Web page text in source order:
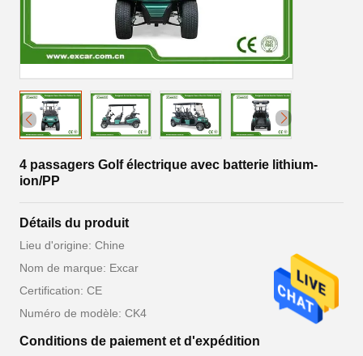
4 passagers Golf électrique avec batterie lithium-
ion/PP
Détails du produit
Lieu d'origine: Chine
Nom de marque: Excar
Certification: CE
Numéro de modèle: CK4
Conditions de paiement et d'expédition